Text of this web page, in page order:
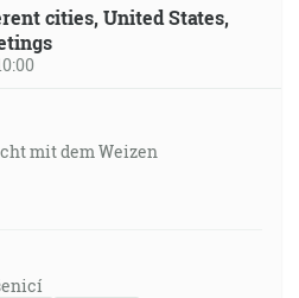
cities, United States,
mit dem Weizen